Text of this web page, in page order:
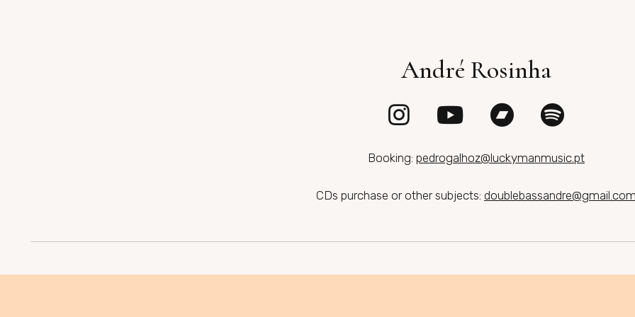
André Rosinha
Booking: pedrogalhoz@luckymanmusic.pt
CDs purchase or other subjects: doublebassandre@gmail.com